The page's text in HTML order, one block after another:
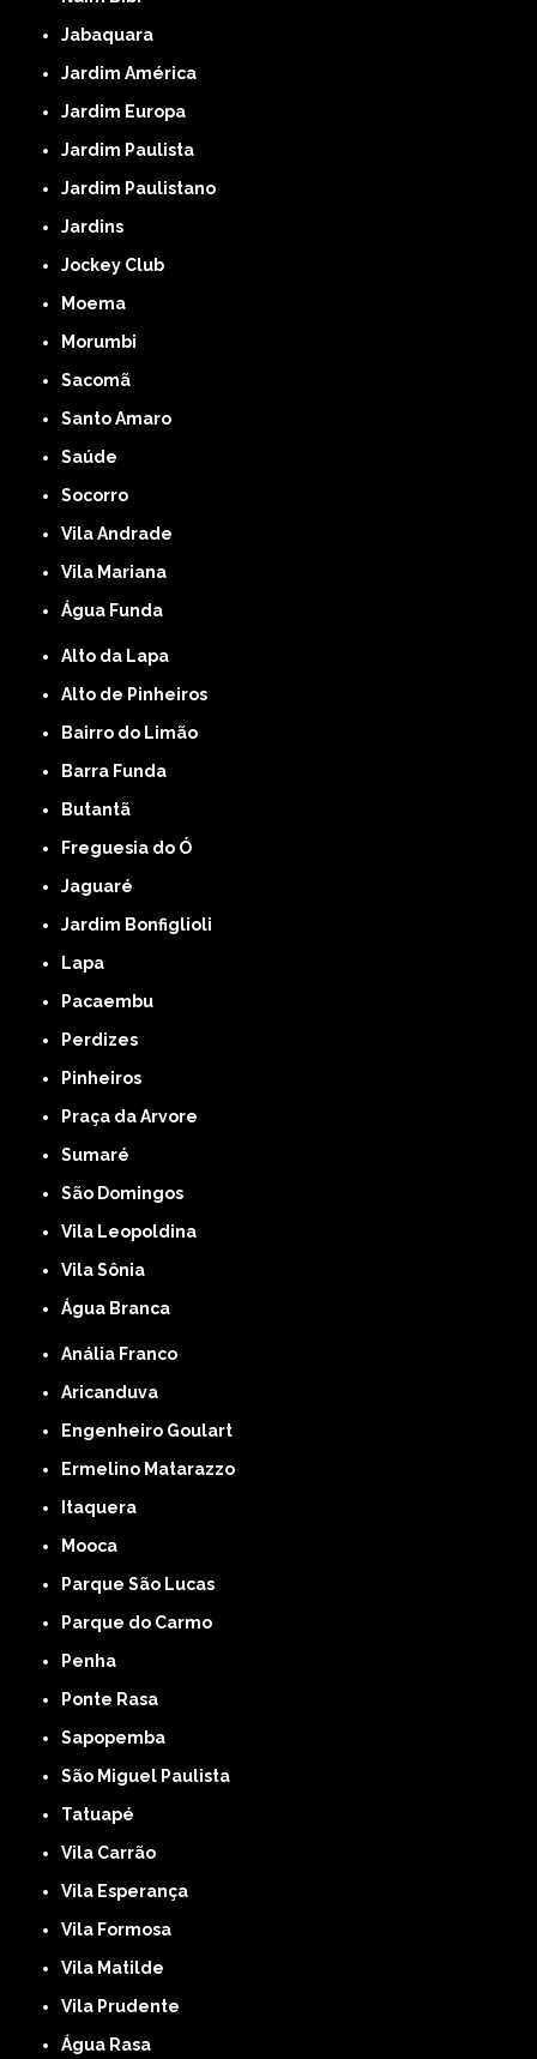
Jabaquara
Jardim América
Jardim Europa
Jardim Paulista
Jardim Paulistano
Jardins
Jockey Club
Moema
Morumbi
Sacomã
Santo Amaro
Saúde
Socorro
Vila Andrade
Vila Mariana
Água Funda
Alto da Lapa
Alto de Pinheiros
Bairro do Limão
Barra Funda
Butantã
Freguesia do Ó
Jaguaré
Jardim Bonfiglioli
Lapa
Pacaembu
Perdizes
Pinheiros
Praça da Arvore
Sumaré
São Domingos
Vila Leopoldina
Vila Sônia
Água Branca
Anália Franco
Aricanduva
Engenheiro Goulart
Ermelino Matarazzo
Itaquera
Mooca
Parque São Lucas
Parque do Carmo
Penha
Ponte Rasa
Sapopemba
São Miguel Paulista
Tatuapé
Vila Carrão
Vila Esperança
Vila Formosa
Vila Matilde
Vila Prudente
Água Rasa